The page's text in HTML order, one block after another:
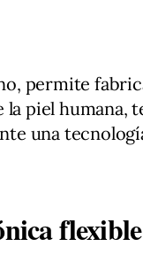
permite
piel humana,
una
flexible